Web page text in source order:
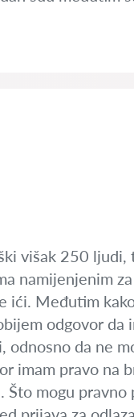
višak 250 ljudi,
namijenjenim
ići. Međutim
odgovor da
da ne
imam pravo na
Što mogu